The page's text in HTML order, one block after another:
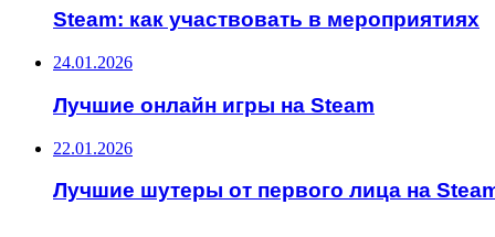
Steam: как участвовать в мероприятиях
24.01.2026
Лучшие онлайн игры на Steam
22.01.2026
Лучшие шутеры от первого лица на